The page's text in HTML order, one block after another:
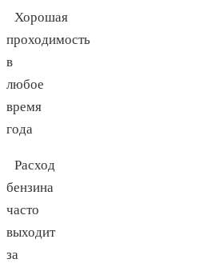
Хорошая
проходимость
в
любое
время
года
Расход
бензина
часто
выходит
за